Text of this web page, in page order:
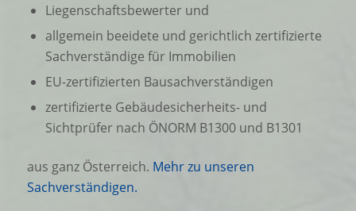
Liegenschaftsbewerter und
allgemein beeidete und gerichtlich zertifizierte
Sachverständige für Immobilien
EU-zertifizierten Bausachverständigen
zertifizierte Gebäudesicherheits- und
Sichtprüfer nach ÖNORM B1300 und B1301
aus ganz Österreich. Mehr zu unseren
Sachverständigen.